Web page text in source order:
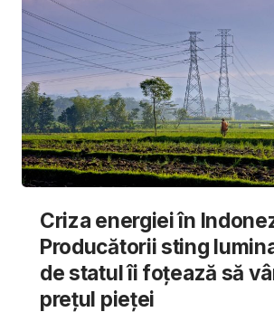
Criza energiei în
Producătorii sting
de statul îi foțează să
prețul pieței